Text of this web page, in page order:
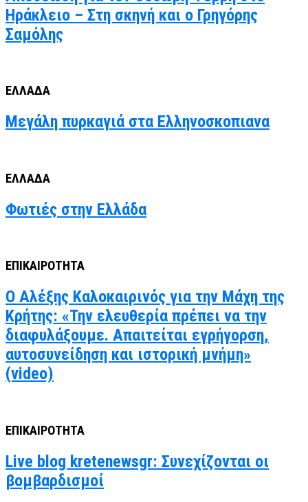
Ηράκλειο – Στη σκηνή και ο Γρηγόρης
Σαμόλης
ΕΛΛΑΔΑ
Μεγάλη πυρκαγιά στα Ελληνοσκοπιανα
ΕΛΛΑΔΑ
Φωτιές στην Ελλάδα
ΕΠΙΚΑΙΡΟΤΗΤΑ
Ο Αλέξης Καλοκαιρινός για την Μάχη της
Κρήτης: «Την ελευθερία πρέπει να την
διαφυλάξουμε. Απαιτείται εγρήγορση,
αυτοσυνείδηση και ιστορική μνήμη»
(video)
ΕΠΙΚΑΙΡΟΤΗΤΑ
Live blog kretenewsgr: Συνεχίζονται οι
βομβαρδισμοί